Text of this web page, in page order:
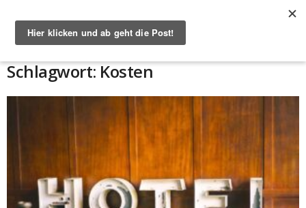
Schlagwort: Kosten